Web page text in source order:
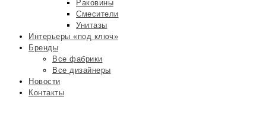
Раковины
Смесители
Унитазы
Интерьеры «под ключ»
Бренды
Все фабрики
Все дизайнеры
Новости
Контакты